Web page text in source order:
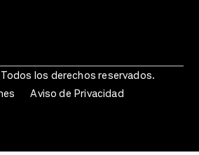
los derechos reservados.
Aviso de Privacidad